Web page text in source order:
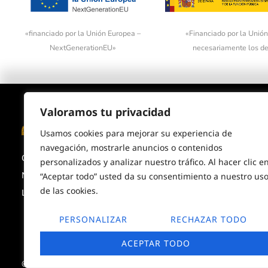
Valoramos tu privacidad
Usamos cookies para mejorar su experiencia de
navegación, mostrarle anuncios o contenidos
personalizados y analizar nuestro tráfico. Al hacer clic en
“Aceptar todo” usted da su consentimiento a nuestro uso
de las cookies.
PERSONALIZAR RECHAZAR TODO
ACEPTAR TODO
«financiado por la Unión Europea –
NextGenerationEU»
«Financiado por la
necesariamente los
Productos
Ofertas
Novedades
Los más vendidos
Nosotros
Envíos
Términos y
© Copyright 2026. Todos los derechos reservados.